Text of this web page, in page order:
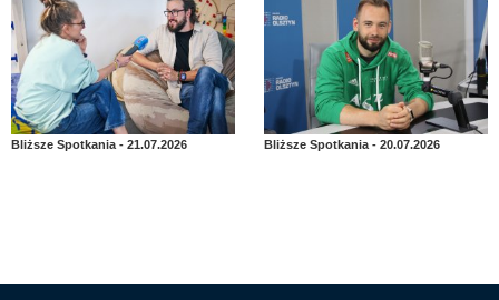
Bliższe Spotkania - 21.07.2026 Bliższe Spotkania - 20.07.2026